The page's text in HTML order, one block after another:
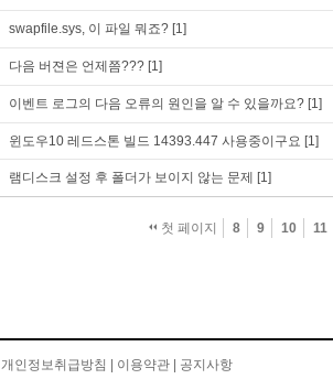
swapfile.sys, 이 파일 뭐죠? [1]
다음 버젼은 언제쯤??? [1]
이벤트 로그의 다음 오류의 원인을 알 수 있을까요? [1]
윈도우10 레드스톤 빌드 14393.447 사용중이구요 [1]
램디스크 설정 후 폴더가 보이지 않는 문제 [1]
첫 페이지 8 9 10 11
개인정보취급방침 이용약관 공지사항